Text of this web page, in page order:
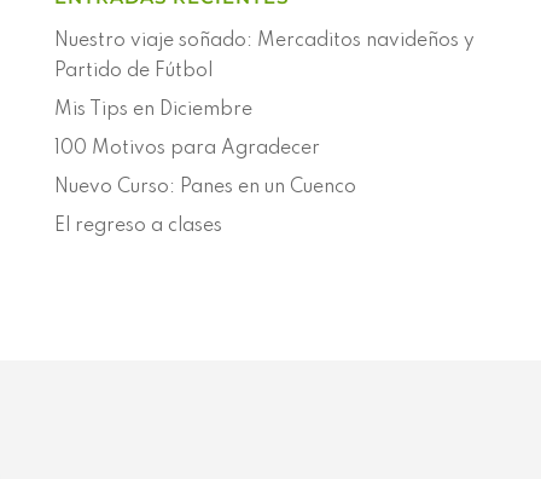
Nuestro viaje soñado: Mercaditos navideños y
Partido de Fútbol
Mis Tips en Diciembre
100 Motivos para Agradecer
Nuevo Curso: Panes en un Cuenco
El regreso a clases